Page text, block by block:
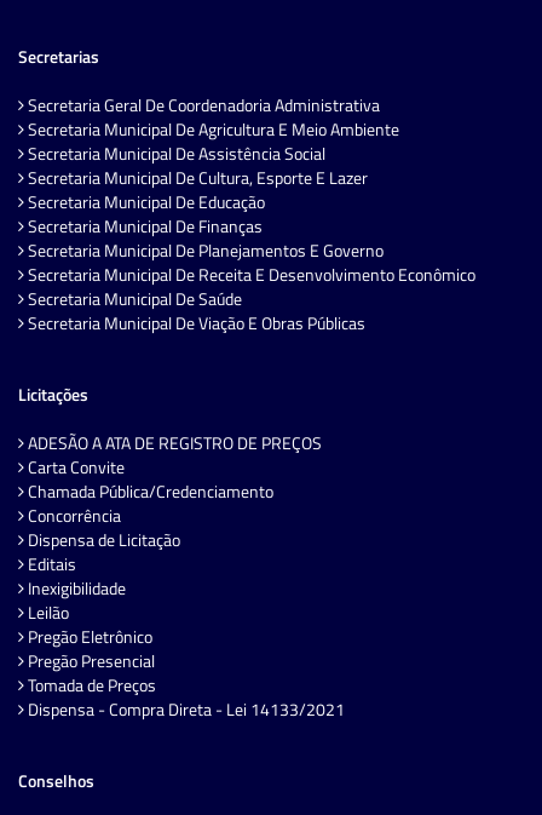
Secretarias
Secretaria Geral De Coordenadoria Administrativa
Secretaria Municipal De Agricultura E Meio Ambiente
Secretaria Municipal De Assistência Social
Secretaria Municipal De Cultura, Esporte E Lazer
Secretaria Municipal De Educação
Secretaria Municipal De Finanças
Secretaria Municipal De Planejamentos E Governo
Secretaria Municipal De Receita E Desenvolvimento Econômico
Secretaria Municipal De Saúde
Secretaria Municipal De Viação E Obras Públicas
Licitações
ADESÃO A ATA DE REGISTRO DE PREÇOS
Carta Convite
Chamada Pública/Credenciamento
Concorrência
Dispensa de Licitação
Editais
Inexigibilidade
Leilão
Pregão Eletrônico
Pregão Presencial
Tomada de Preços
Dispensa - Compra Direta - Lei 14133/2021
Conselhos